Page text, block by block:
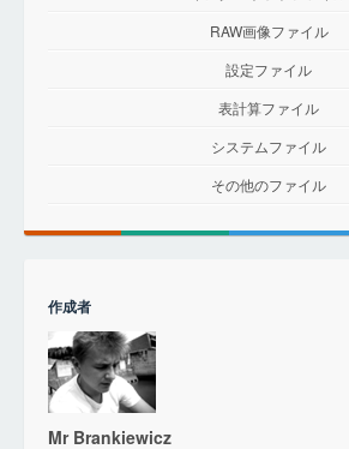
RAW画像ファイル
設定ファイル
表計算ファイル
システムファイル
その他のファイル
作成者
Mr Brankiewicz